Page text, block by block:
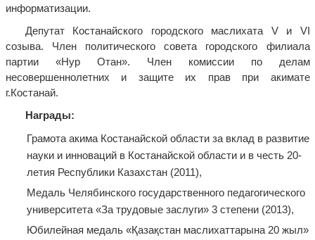
информатизации.
Депутат Костанайского городского маслихата V и VI
созыва. Член политического совета городского филиала
партии «Нур Отан». Член комиссии по делам
несовершеннолетних и защите их прав при акимате
г.Костанай.
Награды:
Грамота акима Костанайской области за вклад в развитие
науки и инноваций в Костанайской области и в честь 20-
летия Республики Казахстан (2011),
Медаль Челябинского государственного педагогического
университета «За трудовые заслуги» 3 степени (2013),
Юбилейная медаль «Қазақстан маслихаттарына 20 жыл»